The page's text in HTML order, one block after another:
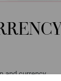
and currency.
17-grågrønn